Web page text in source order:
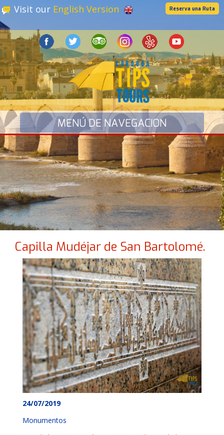
Visit our English Version Reserva una Ruta
Capilla Mudéjar de San Bartolomé.
24/07/2019
Monumentos